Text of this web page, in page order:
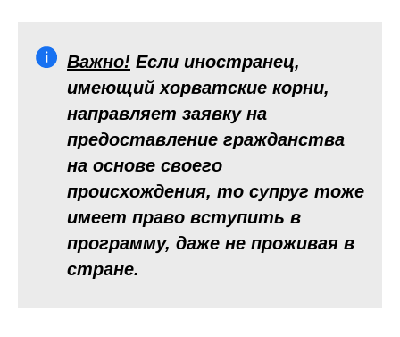
Важно! Если иностранец,
имеющий хорватские корни,
направляет заявку на
предоставление гражданства
на основе своего
происхождения, то супруг тоже
имеет право вступить в
программу, даже не проживая в
стране.